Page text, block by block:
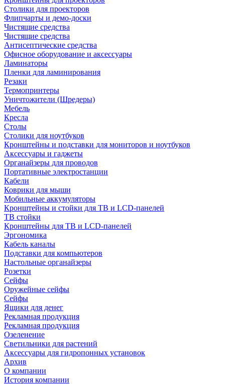
Столики для проекторов
Флипчарты и демо-доски
Чистящие средства
Чистящие средства
Антисептические средства
Офисное оборудование и аксессуары
Ламинаторы
Пленки для ламинирования
Резаки
Термопринтеры
Уничтожители (Шредеры)
Мебель
Кресла
Столы
Столики для ноутбуков
Кронштейны и подставки для мониторов и ноутбуков
Аксессуары и гаджеты
Органайзеры для проводов
Портативные электростанции
Кабели
Коврики для мыши
Мобильные аккумуляторы
Кронштейны и стойки для ТВ и LCD-панелей
ТВ стойки
Кронштейны для ТВ и LCD-панелей
Эргономика
Кабель каналы
Подставки для компьютеров
Настольные органайзеры
Розетки
Сейфы
Оружейные сейфы
Сейфы
Ящики для денег
Рекламная продукция
Рекламная продукция
Озеленение
Светильники для растений
Аксессуары для гидропонных установок
Архив
О компании
История компании